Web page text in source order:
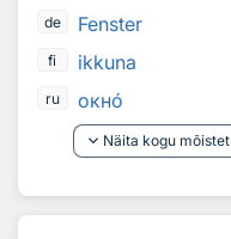
de Fenster
fi ikkuna
ru окно
keyboard_arrow_down Näita kogu mõistet